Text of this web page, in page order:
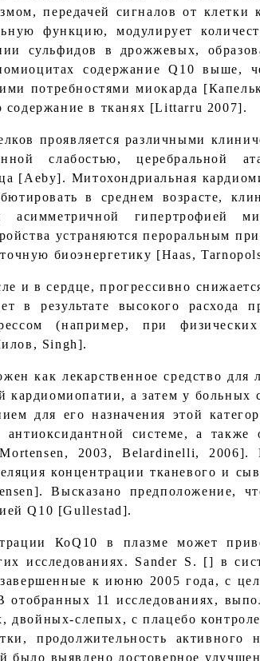
передачей сигналов от клетки
функцию, модулирует
сульфидов в дрожжевых,
содержание Q10 выше,
потребностями миокарда
содержание в тканях [Littarru 2007].
проявляется различными
слабостью, церебральной
[Aeby]. Митохондриальная
в среднем возрасте,
асимметричной гипертрофией
устраняются пероральным
биоэнергетику [Haas,
и в сердце, прогрессивно
в результате высокого расхода
(например, при
Singh].
как лекарственное средство для
кардиомиопатии, а затем у
для его назначения этой
системе, а также
2003, Belardinelli, 2006].
концентрации тканевого и
Высказано предположение,
Q10 [Gullestad].
КоQ10 в плазме может
исследованиях. Sander S. [] в
к июню 2005 года, с
11 исследованиях,
двойных-слепых, с плацебо
продолжительность активного
было выявлено достоверное